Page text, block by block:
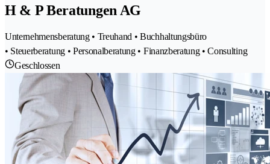
H & P Beratungen AG
Unternehmensberatung • Treuhand • Buchhaltungsbüro
• Steuerberatung • Personalberatung • Finanzberatung • Consulting
Geschlossen